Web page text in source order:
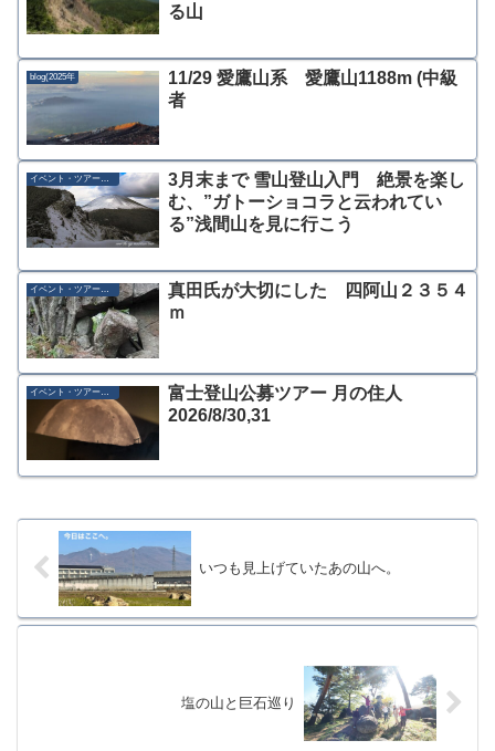
る山
blog(2025年
11/29 愛鷹山系 愛鷹山1188m (中級
者
イベント・ツアー募集
3月末まで 雪山登山入門 絶景を楽し
む、”ガトーショコラと云われてい
る”浅間山を見に行こう
イベント・ツアー募集
真田氏が大切にした 四阿山２３５４
ｍ
イベント・ツアー募集
富士登山公募ツアー 月の住人
2026/8/30,31
いつも見上げていたあの山へ。
塩の山と巨石巡り